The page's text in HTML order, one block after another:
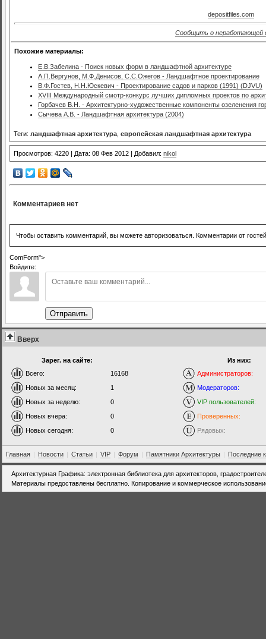
depositfiles.com
Сообщить о неработающей
Похожие материалы:
Е.В.Забелина - Поиск новых форм в ландшафтной архитектуре
А.П.Вергунов, М.Ф.Денисов, С.С.Ожегов - Ландшафтное проектирование
В.Ф.Гостев, Н.Н.Юскевич - Проектирование садов и парков (1991) (DJVU)
XVIII Международный смотр-конкурс лучших дипломных проектов по
Горбачев В.Н. - Архитектурно-художественные компоненты озеленения
Сычева А.В. - Ландшафтная архитектура (2004)
Теги: ландшафтная архитектура европейская ландшафтная архитектура
Просмотров: 4220 | Дата: 08 Фев 2012 | Добавил: nikol
Комментариев нет
Чтобы оставить комментарий, вы можете авторизоваться. Комментарии от
ComForm">
Войдите:
Отправить
Вверх
Зарег. на сайте:
Всего:
16168
Новых за месяц:
1
Новых за неделю:
0
Новых вчера:
0
Новых сегодня:
0
Из них:
Администраторов:
Модераторов:
VIP пользователей:
Проверенных:
Рядовых:
Главная | Новости | Статьи | VIP | Форум | Памятники Архитектуры | Последние
Архитектурная Графика: электронная библиотека для архитекторов,
Материалы предоставлены бесплатно. Копирование и коммерческое